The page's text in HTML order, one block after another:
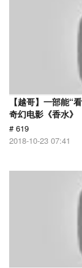
【越哥】一部能“
奇幻电影《香水》
# 619
2018-10-23 07:41